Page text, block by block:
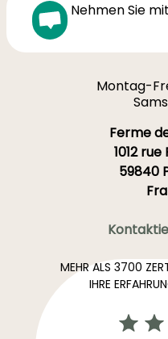
Nehmen Sie
Montag-
Ferme
1012
59840
MEHR ALS 3700
IHRE